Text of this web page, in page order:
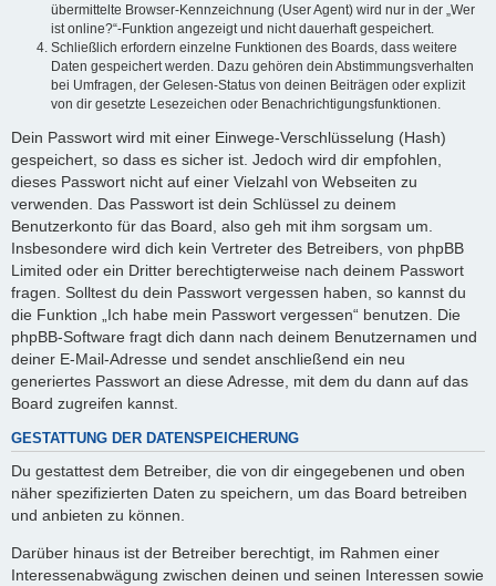
übermittelte Browser-Kennzeichnung (User Agent) wird nur in der „Wer
ist online?“-Funktion angezeigt und nicht dauerhaft gespeichert.
Schließlich erfordern einzelne Funktionen des Boards, dass weitere
Daten gespeichert werden. Dazu gehören dein Abstimmungsverhalten
bei Umfragen, der Gelesen-Status von deinen Beiträgen oder explizit
von dir gesetzte Lesezeichen oder Benachrichtigungsfunktionen.
Dein Passwort wird mit einer Einwege-Verschlüsselung (Hash)
gespeichert, so dass es sicher ist. Jedoch wird dir empfohlen,
dieses Passwort nicht auf einer Vielzahl von Webseiten zu
verwenden. Das Passwort ist dein Schlüssel zu deinem
Benutzerkonto für das Board, also geh mit ihm sorgsam um.
Insbesondere wird dich kein Vertreter des Betreibers, von phpBB
Limited oder ein Dritter berechtigterweise nach deinem Passwort
fragen. Solltest du dein Passwort vergessen haben, so kannst du
die Funktion „Ich habe mein Passwort vergessen“ benutzen. Die
phpBB-Software fragt dich dann nach deinem Benutzernamen und
deiner E-Mail-Adresse und sendet anschließend ein neu
generiertes Passwort an diese Adresse, mit dem du dann auf das
Board zugreifen kannst.
GESTATTUNG DER DATENSPEICHERUNG
Du gestattest dem Betreiber, die von dir eingegebenen und oben
näher spezifizierten Daten zu speichern, um das Board betreiben
und anbieten zu können.
Darüber hinaus ist der Betreiber berechtigt, im Rahmen einer
Interessenabwägung zwischen deinen und seinen Interessen sowie